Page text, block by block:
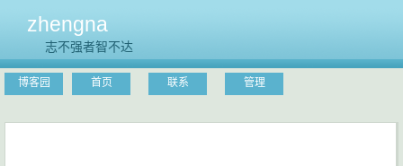
zhengna
志不强者智不达
博客园 首页 联系 管理